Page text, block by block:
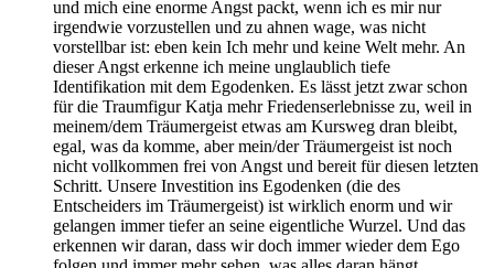
und mich eine enorme Angst packt, wenn ich es mir nur
irgendwie vorzustellen und zu ahnen wage, was nicht
vorstellbar ist: eben kein Ich mehr und keine Welt mehr. An
dieser Angst erkenne ich meine unglaublich tiefe
Identifikation mit dem Egodenken. Es lässt jetzt zwar schon
für die Traumfigur Katja mehr Friedenserlebnisse zu, weil in
meinem/dem Träumergeist etwas am Kursweg dran bleibt,
egal, was da komme, aber mein/der Träumergeist ist noch
nicht vollkommen frei von Angst und bereit für diesen letzten
Schritt. Unsere Investition ins Egodenken (die des
Entscheiders im Träumergeist) ist wirklich enorm und wir
gelangen immer tiefer an seine eigentliche Wurzel. Und das
erkennen wir daran, dass wir doch immer wieder dem Ego